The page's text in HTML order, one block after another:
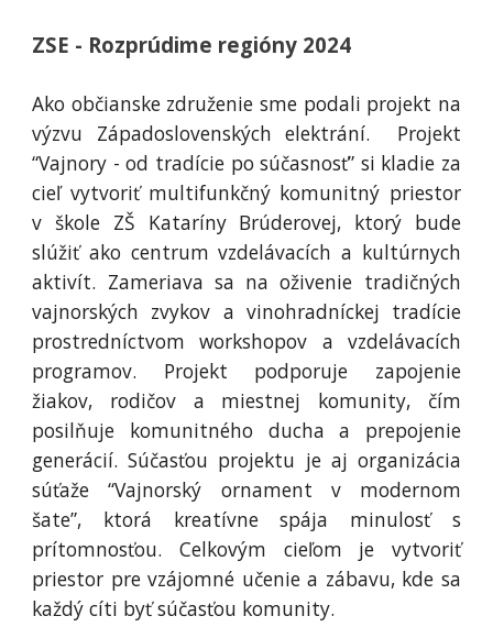
ZSE - Rozprúdime regióny 2024
Ako občianske združenie sme podali projekt na
výzvu Západoslovenských elektrání. Projekt
“Vajnory - od tradície po súčasnosť” si kladie za
cieľ vytvoriť multifunkčný komunitný priestor
v škole ZŠ Kataríny Brúderovej, ktorý bude
slúžiť ako centrum vzdelávacích a kultúrnych
aktivít. Zameriava sa na oživenie tradičných
vajnorských zvykov a vinohradníckej tradície
prostredníctvom workshopov a vzdelávacích
programov. Projekt podporuje zapojenie
žiakov, rodičov a miestnej komunity, čím
posilňuje komunitného ducha a prepojenie
generácií. Súčasťou projektu je aj organizácia
súťaže “Vajnorský ornament v modernom
šate”, ktorá kreatívne spája minulosť s
prítomnosťou. Celkovým cieľom je vytvoriť
priestor pre vzájomné učenie a zábavu, kde sa
každý cíti byť súčasťou komunity.